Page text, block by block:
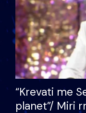
“Krevati me
planet”/ Miri